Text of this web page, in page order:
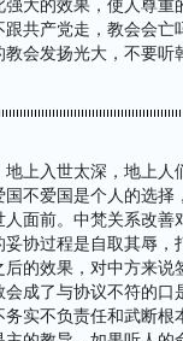
大的效果，使人尊
共产党走，教会会
会发扬光大，不要听
上入世太深，地上
不爱国是个人的选
人面前。中梵关系改
协过程是自取其辱
的效果，对中方来
成了与协议不符的
实不负责任和武断